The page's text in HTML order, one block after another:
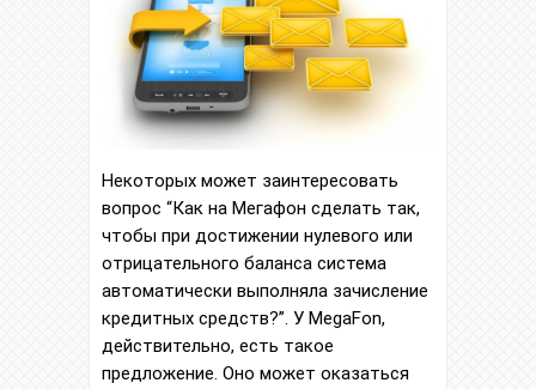
Некоторых может заинтересовать
вопрос “Как на Мегафон сделать так,
чтобы при достижении нулевого или
отрицательного баланса система
автоматически выполняла зачисление
кредитных средств?”. У MegaFon,
действительно, есть такое
предложение. Оно может оказаться